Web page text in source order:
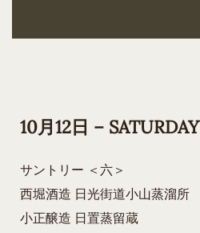
10月12日 – SATURDAY
サントリー ＜六＞
西堀酒造 日光街道小山蒸溜所
小正醸造 日置蒸留蔵